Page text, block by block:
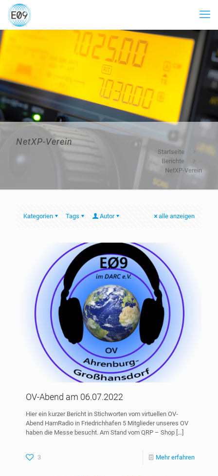
NetXP-Verein
Startseite
Berichte
NetXP-Verein
Kategorien Tags Autor alle anzeigen
OV-Abend am 06.07.2022
Hier ein kurzer Bericht in Stichworten vom virtuellen OV-
Abend HamRadio in Friedrichhafen 5 Mitglieder unseres OV
haben die Messe besucht. Am Stand vom QRP – Shop […]
3 Mehr erfahren